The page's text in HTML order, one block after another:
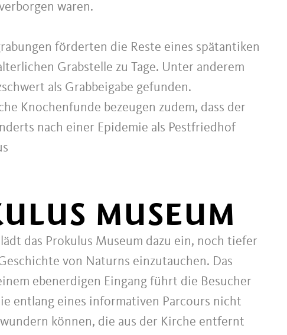
waren.
förderten die Reste eines spätantiken
Grabstelle zu Tage. Unter anderem
als Grabbeigabe gefunden.
Knochenfunde bezeugen zudem, dass der
nach einer Epidemie als Pestfriedhof
MUSEUM
das Prokulus Museum dazu ein, noch tiefer
von Naturns einzutauchen. Das
ebenerdigen Eingang führt die Besucher
entlang eines informativen Parcours nicht
können, die aus der Kirche entfernt